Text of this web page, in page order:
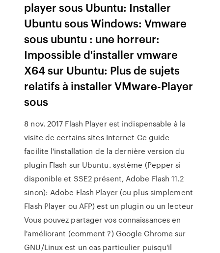
player sous Ubuntu: Installer
Ubuntu sous Windows: Vmware
sous ubuntu : une horreur:
Impossible d'installer vmware
X64 sur Ubuntu: Plus de sujets
relatifs à installer VMware-Player
sous
8 nov. 2017 Flash Player est indispensable à la
visite de certains sites Internet Ce guide
facilite l'installation de la dernière version du
plugin Flash sur Ubuntu. système (Pepper si
disponible et SSE2 présent, Adobe Flash 11.2
sinon): Adobe Flash Player (ou plus simplement
Flash Player ou AFP) est un plugin ou un lecteur
Vous pouvez partager vos connaissances en
l'améliorant (comment ?) Google Chrome sur
GNU/Linux est un cas particulier puisqu'il